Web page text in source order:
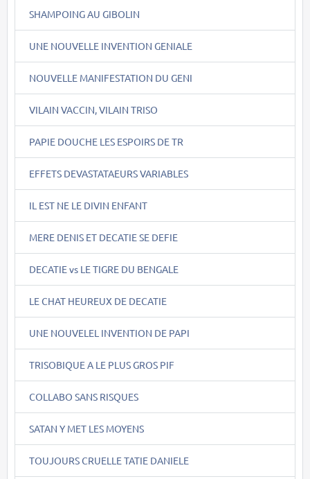
SHAMPOING AU GIBOLIN
UNE NOUVELLE INVENTION GENIALE
NOUVELLE MANIFESTATION DU GENI
VILAIN VACCIN, VILAIN TRISO
PAPIE DOUCHE LES ESPOIRS DE TR
EFFETS DEVASTATAEURS VARIABLES
IL EST NE LE DIVIN ENFANT
MERE DENIS ET DECATIE SE DEFIE
DECATIE vs LE TIGRE DU BENGALE
LE CHAT HEUREUX DE DECATIE
UNE NOUVELEL INVENTION DE PAPI
TRISOBIQUE A LE PLUS GROS PIF
COLLABO SANS RISQUES
SATAN Y MET LES MOYENS
TOUJOURS CRUELLE TATIE DANIELE